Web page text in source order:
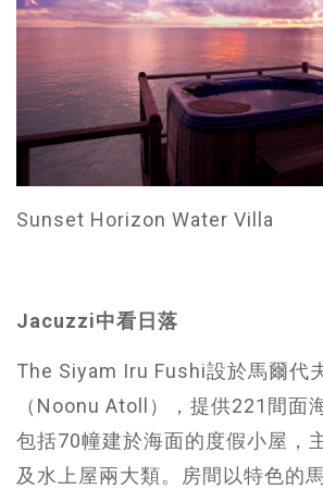
Sunset Horizon Water Villa
Jacuzzi中看日落
The Siyam Iru Fushi設於馬爾代
（Noonu Atoll），提供221間面
包括70幢建於海面的度假小屋，
及水上屋兩大類。房間以特色的